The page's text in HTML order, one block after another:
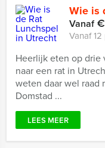
Wie is
Vanaf€
Vanaf
Heerlijk eten op drie
naar een rat in
weten daar wel raad
Domstad ...
LEES MEER